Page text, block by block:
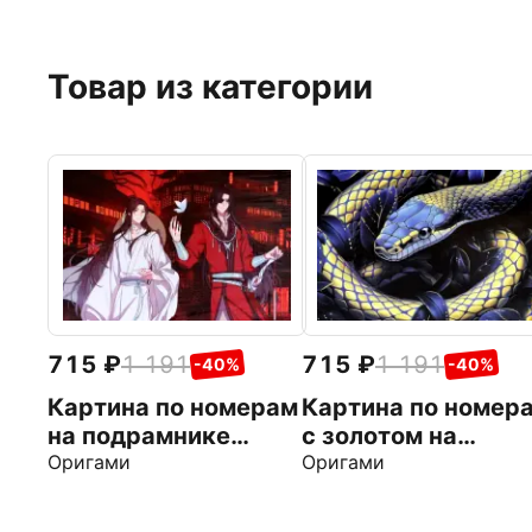
Товар из категории
715 1 191 -40%
Картина по номерам
на подрамнике
Благословение
Оригами
715 1 191 -40%
Картина по
с золотом на
подрамнике
Оригами